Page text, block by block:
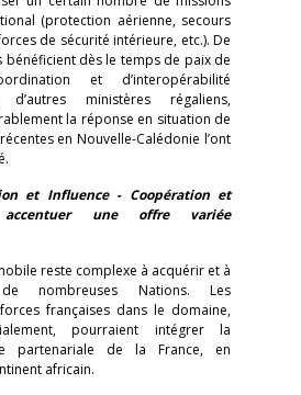
(protection aérienne, secours
de sécurité intérieure, etc.). De
bénéficient dès le temps de paix de
et d’interopérabilité
ministères régaliens,
la réponse en situation de
en Nouvelle-Calédonie l’ont
et Influence - Coopération et
une offre variée
reste complexe à acquérir et à
nombreuses Nations. Les
françaises dans le domaine,
pourraient intégrer la
partenariale de la France, en
africain.